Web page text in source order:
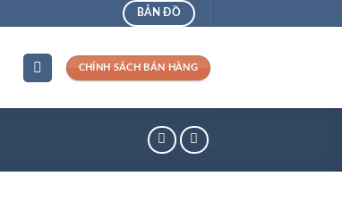
BẢN ĐỒ
CHÍNH SÁCH BÁN HÀNG